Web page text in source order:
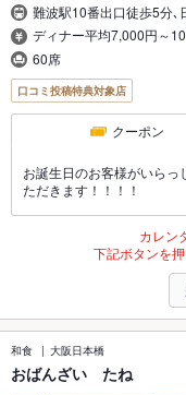
難波駅10番出口徒歩5分､
ディナー平均7,000円～
60席
口コミ投稿特典対象店
クーポン
お誕生日のお客様がいら
ただきます！！！！
カレン
下記ボタンを
和食 大阪日本橋
おばんざい たね